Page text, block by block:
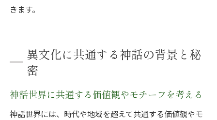
きます。
異文化に共通する神話の背景と秘
密
神話世界に共通する価値観やモチーフを考える
神話世界には、時代や地域を超えて共通する価値観やモ